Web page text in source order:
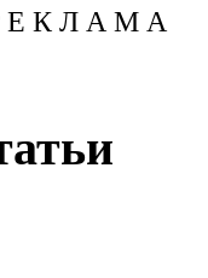
Е К Л А М А